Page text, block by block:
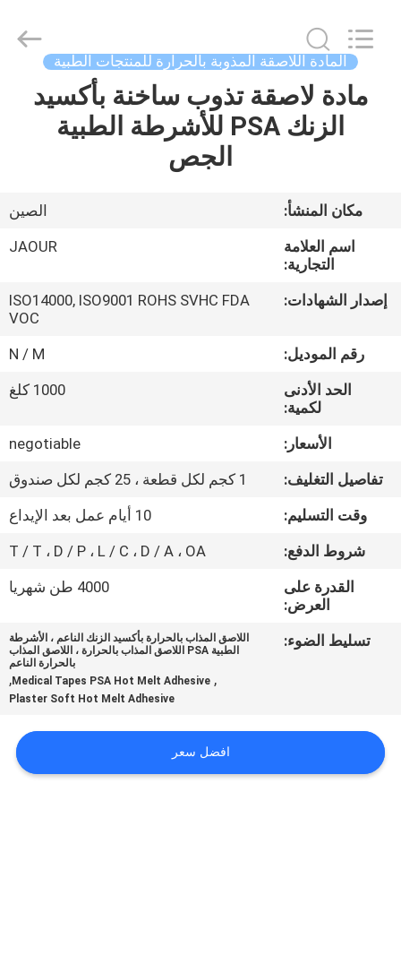
بيت
معلومات
جولة
مراقبة
اتصل
أخبار
القضايا
أسعار
Adhesive
Products
المادة اللاصقة المذوبة بالحرارة للمنتجات الطبية
مادة لاصقة تذوب ساخنة بأكسيد
الزنك PSA للأشرطة الطبية
الجص
مكان المنشأ:
الصين
اسم العلامة
التجارية:
JAOUR
إصدار الشهادات:
ISO14000, ISO9001 ROHS SVHC FDA
VOC
رقم الموديل:
N / M
الحد الأدنى
لكمية:
1000 كلغ
الأسعار:
negotiable
تفاصيل التغليف:
1 كجم لكل قطعة ، 25 كجم لكل صندوق
وقت التسليم:
10 أيام عمل بعد الإيداع
شروط الدفع:
T / T ، D / P ، L / C ، D / A ، OA
القدرة على
العرض:
4000 طن شهريا
تسليط الضوء:
اللاصق المذاب بالحرارة بأكسيد الزنك الناعم ، الأشرطة
الطبية PSA اللاصق المذاب بالحرارة ، اللاصق المذاب
بالحرارة الناعم
,
Medical Tapes PSA Hot Melt Adhesive
,
Plaster Soft Hot Melt Adhesive
افضل سعر